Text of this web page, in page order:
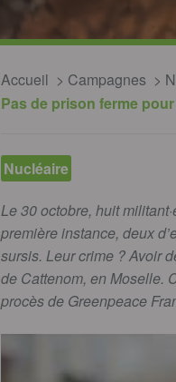
Accueil Campagnes
Pas de prison ferme
Nucléaire
Le 30 octobre, huit
première instance, deux
sursis. Leur crime ? Avoir
de Cattenom, en Moselle.
procès de Greenpeace